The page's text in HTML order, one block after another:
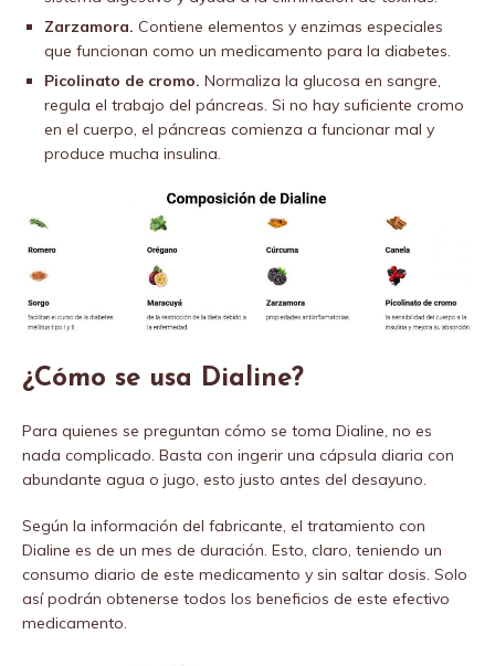
Zarzamora. Contiene elementos y enzimas especiales
que funcionan como un medicamento para la diabetes.
Picolinato de cromo. Normaliza la glucosa en sangre,
regula el trabajo del páncreas. Si no hay suficiente cromo
en el cuerpo, el páncreas comienza a funcionar mal y
produce mucha insulina.
¿Cómo se usa Dialine?
Para quienes se preguntan cómo se toma Dialine, no es
nada complicado. Basta con ingerir una cápsula diaria con
abundante agua o jugo, esto justo antes del desayuno.
Según la información del fabricante, el tratamiento con
Dialine es de un mes de duración. Esto, claro, teniendo un
consumo diario de este medicamento y sin saltar dosis. Solo
así podrán obtenerse todos los beneficios de este efectivo
medicamento.